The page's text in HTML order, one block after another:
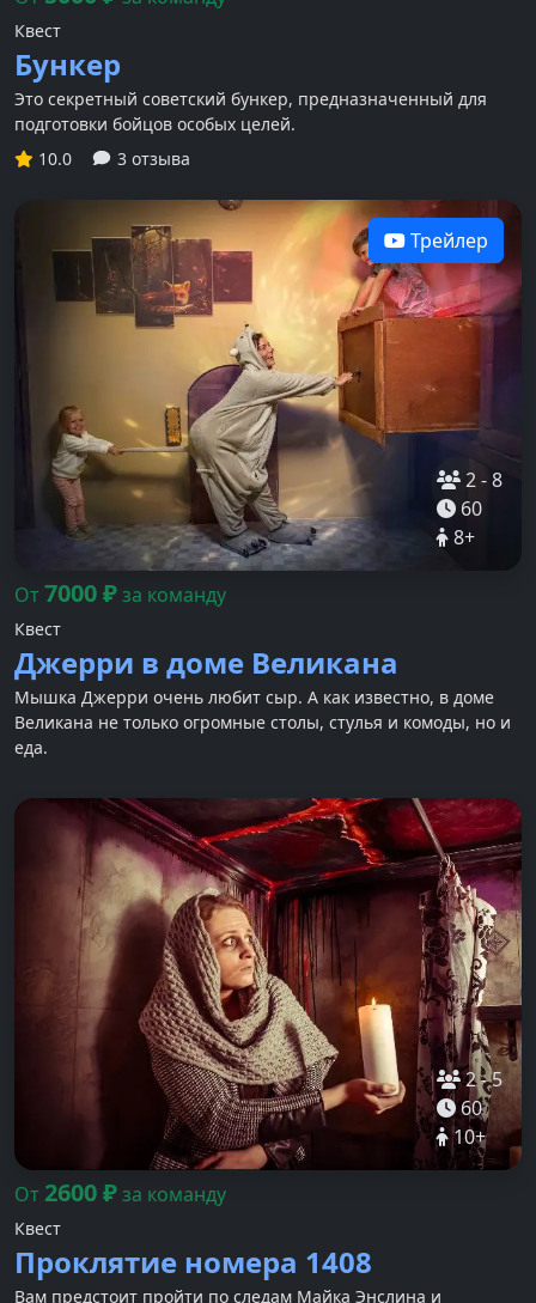
Квест
Бункер
Это секретный советский бункер, предназначенный для
подготовки бойцов особых целей.
10.0
3 отзыва
2-8
60
8+
Трейлер
От7000₽за команду
Квест
Джерри в доме Великана
Мышка Джерри очень любит сыр. А как известно, в доме
Великана не только огромные столы, стулья и комоды, но и
еда.
2-5
60
10+
От 2600₽за команду
Квест
Проклятие номера 1408
Вам предстоит пройти по следам Майка Энслина и